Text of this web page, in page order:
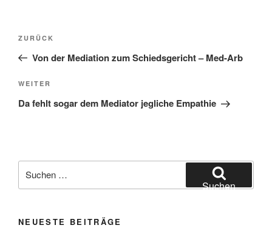
Beitragsnavigation
Vorheriger
Beitrag
ZURÜCK
Von der Mediation zum Schiedsgericht – Med-Arb
Nächster
Beitrag
WEITER
Da fehlt sogar dem Mediator jegliche Empathie
nach:
Suchen
NEUESTE BEITRÄGE